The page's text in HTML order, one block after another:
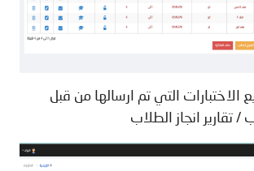
الاختبارات التي تم ارسالها من قبل
/ تقارير انجاز الطلاب